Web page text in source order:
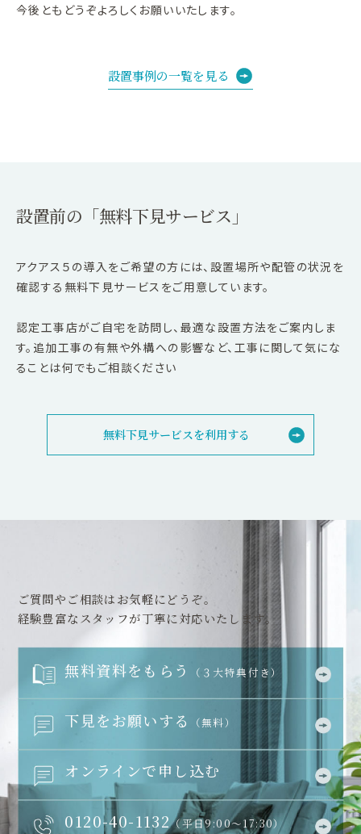
今後ともどうぞよろしくお願いいたします。
設置事例の一覧を見る
設置前の「無料下見サービス」
アクアス５の導入をご希望の方には、設置場所や配管の状況を
確認する無料下見サービスをご用意しています。
認定工事店がご自宅を訪問し、最適な設置方法をご案内しま
す。追加工事の有無や外構への影響など、工事に関して気にな
ることは何でもご相談ください
無料下見サービスを利用する
ご質問やご相談はお気軽にどうぞ。
経験豊富なスタッフが丁寧に対応いたします。
無料資料をもらう （３大特典付き）
下見をお願いする （無料）
オンラインで申し込む
0120-40-1132（平日9:00～17:30）